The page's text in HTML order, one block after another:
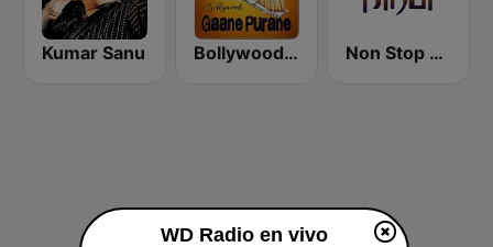
Kumar Sanu Bollywood Gaane Purane Non Stop Hindi
WD Radio en vivo